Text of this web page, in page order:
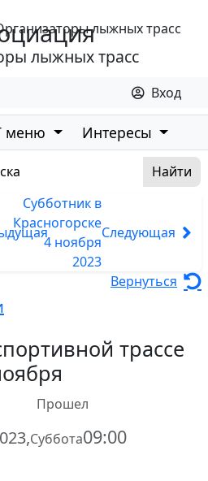
лыжных трасс
Вход
меню Интересы
Субботник в
Красногорске
4 ноября
2023
Следующая
Вернуться
трассе
Прошел
Суббота09:00